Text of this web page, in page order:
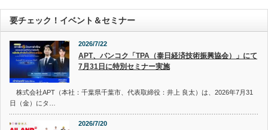
要チェック！イベント＆セミナー
2026/7/22
APT、バンコク「TPA（泰日経済技術振興協会）」にて
7月31日に特別セミナー実施
株式会社APT（本社：千葉県千葉市、代表取締役：井上 良太）は、2026年7月31
日（金）にタ…
2026/7/20